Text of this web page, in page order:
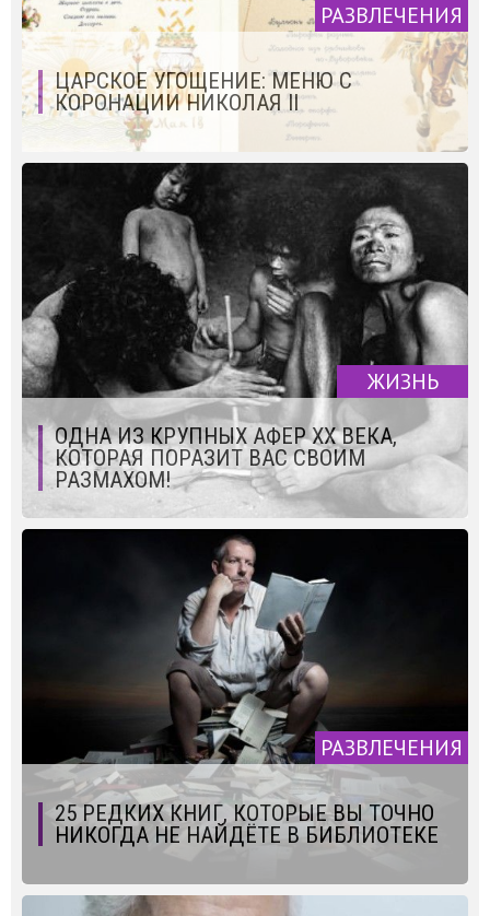
РАЗВЛЕЧЕНИЯ
ЦАРСКОЕ УГОЩЕНИЕ: МЕНЮ С
КОРОНАЦИИ НИКОЛАЯ II
ЖИЗНЬ
ОДНА ИЗ КРУПНЫХ АФЕР XX ВЕКА,
КОТОРАЯ ПОРАЗИТ ВАС СВОИМ
РАЗМАХОМ!
РАЗВЛЕЧЕНИЯ
25 РЕДКИХ КНИГ, КОТОРЫЕ ВЫ ТОЧНО
НИКОГДА НЕ НАЙДЁТЕ В БИБЛИОТЕКЕ